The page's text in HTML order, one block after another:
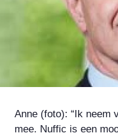
Anne (foto): “Ik neem
mee. Nuffic is een